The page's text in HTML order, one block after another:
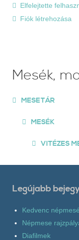
Elfelejtette
Fiók létrehozása
Mesék,
MESETÁR
MESÉK
VITÉZES
Legújabb
Kedvenc
Népmese
Diafilmek